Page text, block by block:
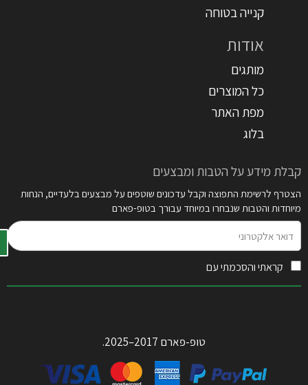
קנייה בטוחה
אודות
מותגים
כל המוצרים
מפת האתר
בלוג
קבלת מידע על הטבות ומבצעים
הצטרף לרשימת התפוצה וקבל עדכונים שוטפים על מבצעים בלעדיים, הנחות
מיוחדות והטבות שנבחרו במיוחד עבורך בטופ-פארם
אלקטרוני
קראתי והסכמתי עם
טופ-פארם 2017–2025.